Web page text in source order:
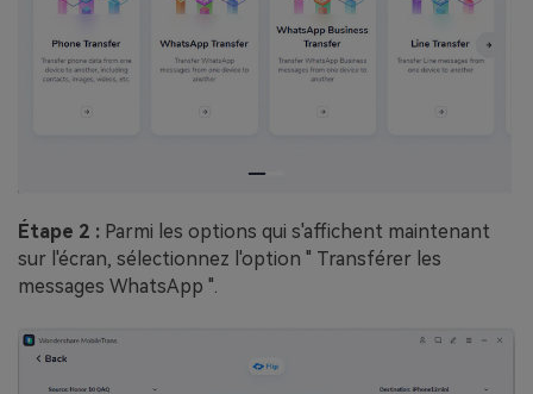
Étape 2 : Parmi les options qui s'affichent maintenant
sur l'écran, sélectionnez l'option " Transférer les
messages WhatsApp ".